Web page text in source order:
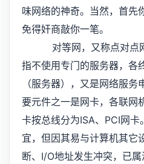
味网络的神奇。当然，首先
免得奸商敲你一笔。
对等网，又称点对点网
指不使用专门的服务器，各
（服务器），又是网络服
要元件之一是网卡，各联网
卡按总线分为ISA、PCI网
宜，但因其易与计算机其它
断、I/O地址发生冲突，已